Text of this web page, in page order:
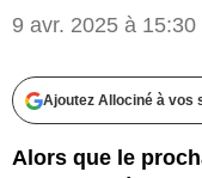
9 avr. 2025 à 15:30
Ajoutez Allociné à vos
Alors que le